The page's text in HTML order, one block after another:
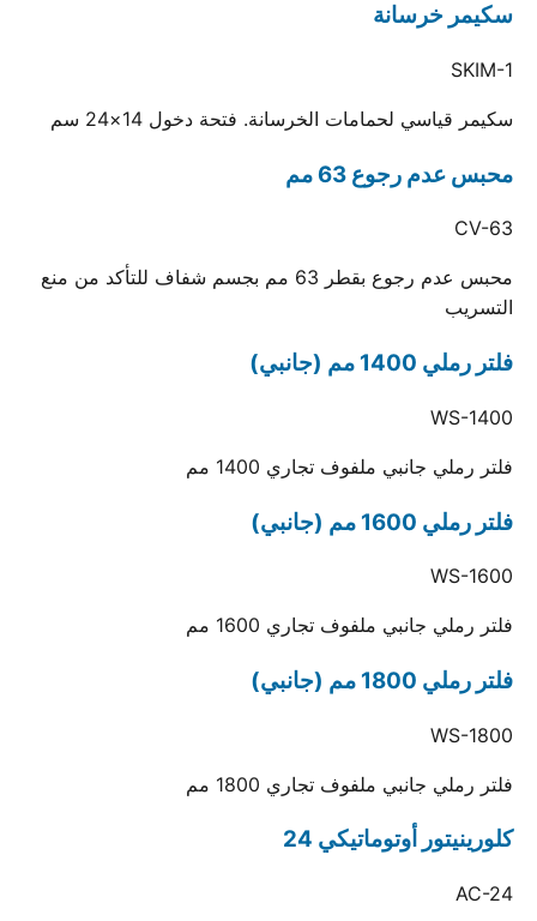
سكيمر خرسانة
SKIM-1
سكيمر قياسي لحمامات الخرسانة. فتحة دخول 14×24 سم
محبس عدم رجوع 63 مم
CV-63
محبس عدم رجوع بقطر 63 مم بجسم شفاف للتأكد من منع
التسريب
فلتر رملي 1400 مم (جانبي)
WS-1400
فلتر رملي جانبي ملفوف تجاري 1400 مم
فلتر رملي 1600 مم (جانبي)
WS-1600
فلتر رملي جانبي ملفوف تجاري 1600 مم
فلتر رملي 1800 مم (جانبي)
WS-1800
فلتر رملي جانبي ملفوف تجاري 1800 مم
كلورينيتور أوتوماتيكي 24
AC-24